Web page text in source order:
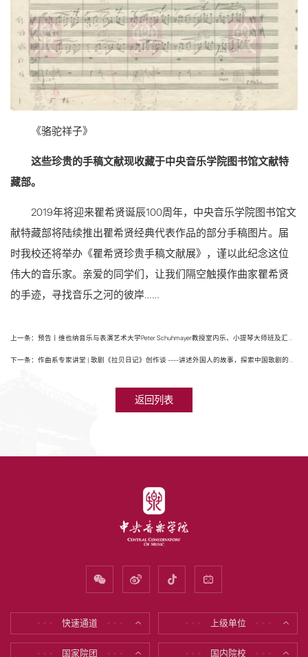
《骆驼祥子》
这些珍贵的手稿文献现收藏于中央音乐学院图书馆文献特
藏部。
2019年将迎来瞿希贤诞辰100周年，中央音乐学院图书馆文
献特藏部将陆续推出瞿希贤经典代表作品的部分手稿图片。届
时我校还将举办《瞿希贤珍贵手稿文献展》，谨以此纪念这位
伟大的音乐家。亲爱的同学们，让我们隔空触摸作曲家瞿希贤
的手迹，寻找音乐之河的彼岸……
上一条：预告丨维也纳音乐与表演艺术大学Peter Schuhmayer教授室内乐、小提琴大师班及汇报音乐会
下一条：作曲系专家讲堂 | 歌剧《拉贝日记》创作谈 ----讲述外国人的故事，探索中国歌剧的艺术表现
返回列表
快速通道 上级单位
国家院团 国内院校